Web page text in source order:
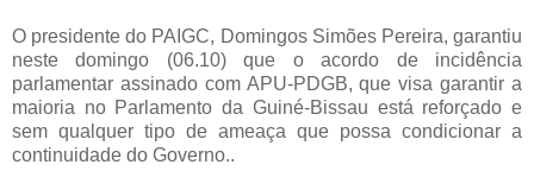
O presidente do PAIGC, Domingos Simões Pereira, garantiu
neste domingo (06.10) que o acordo de incidência
parlamentar assinado com APU-PDGB, que visa garantir a
maioria no Parlamento da Guiné-Bissau está reforçado e
sem qualquer tipo de ameaça que possa condicionar a
continuidade do Governo..